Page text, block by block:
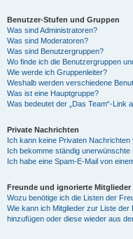
Benutzer-Stufen und Gruppen
Was sind Administratoren?
Was sind Moderatoren?
Was sind Benutzergruppen?
Wo finde ich die Benutzergruppen
Wie werde ich Gruppenleiter?
Weshalb werden verschiedene
Was ist eine Hauptgruppe?
Was bedeutet der „Das Team“-Link
Private Nachrichten
Ich kann keine Privaten Nachrichten
Ich bekomme ständig unerwünschte
Ich habe eine Spam-E-Mail von
Freunde und ignorierte Mitglieder
Wozu benötige ich die Listen der
Wie kann ich Mitglieder zur Liste
hinzufügen oder diese wieder aus